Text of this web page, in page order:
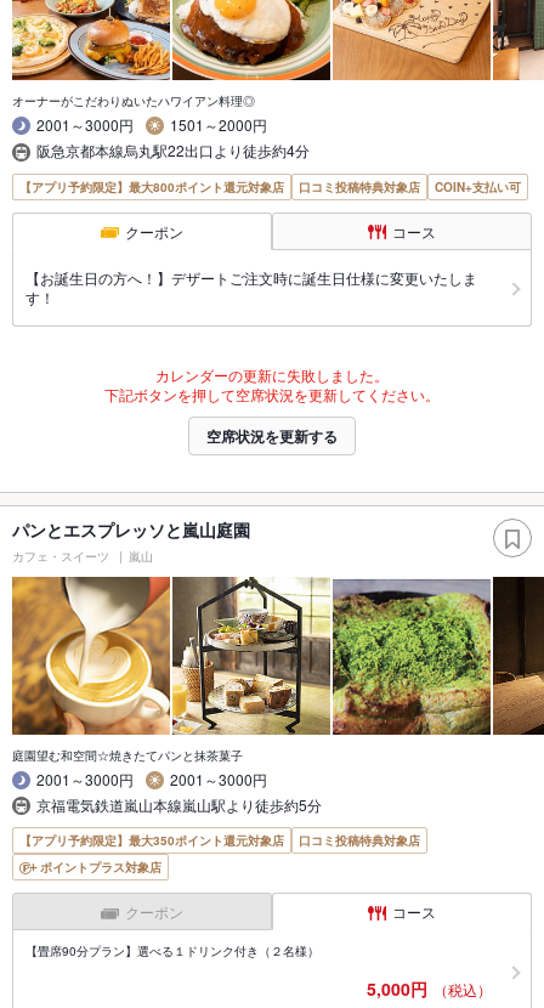
オーナーがこだわりぬいたハワイアン料理◎
2001～3000円
1501～2000円
阪急京都本線烏丸駅22出口より徒歩約4分
【アプリ予約限定】最大800ポイント還元対象店 口コミ投稿特典対象店 COIN+支払い可
クーポン コース
【お誕生日の方へ！】デザートご注文時に誕生日仕様に変更いたしま
す！
カレンダーの更新に失敗しました。
下記ボタンを押して空席状況を更新してください。
空席状況を更新する
パンとエスプレッソと嵐山庭園
カフェ・スイーツ 嵐山
庭園望む和空間☆焼きたてパンと抹茶菓子
2001～3000円
2001～3000円
京福電気鉄道嵐山本線嵐山駅より徒歩約5分
【アプリ予約限定】最大350ポイント還元対象店
口コミ投稿特典対象店
ポイントプラス対象店
クーポン コース
【畳席90分プラン】選べる１ドリンク付き（２名様）
5,000円 （税込）